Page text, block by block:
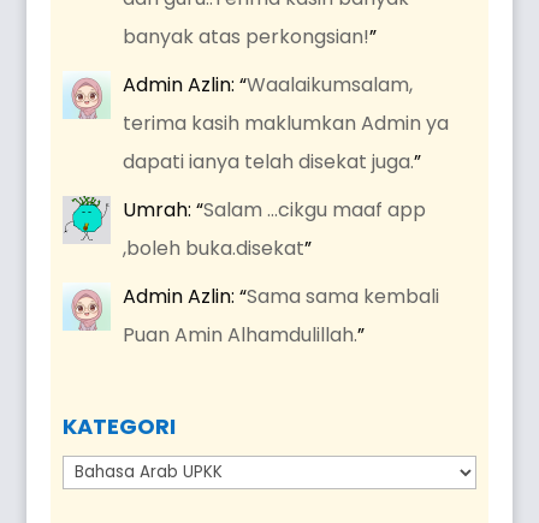
banyak atas perkongsian!”
Admin Azlin: “Waalaikumsalam,
terima kasih maklumkan Admin ya
dapati ianya telah disekat juga.”
Umrah: “Salam …cikgu maaf app
,boleh buka.disekat”
Admin Azlin: “Sama sama kembali
Puan Amin Alhamdulillah.”
KATEGORI
Kategori